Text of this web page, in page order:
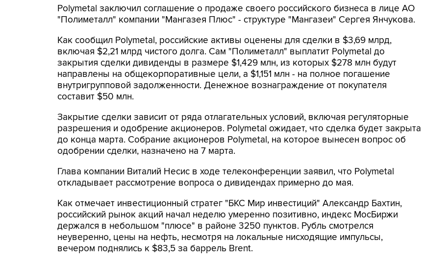
Polymetal заключил соглашение о продаже своего российского бизнеса в лице АО
"Полиметалл" компании "Мангазея Плюс" - структуре "Мангазеи" Сергея Янчукова.
Как сообщил Polymetal, российские активы оценены для сделки в $3,69 млрд,
включая $2,21 млрд чистого долга. Сам "Полиметалл" выплатит Polymetal до
закрытия сделки дивиденды в размере $1,429 млн, из которых $278 млн будут
направлены на общекорпоративные цели, а $1,151 млн - на полное погашение
внутригрупповой задолженности. Денежное вознаграждение от покупателя
составит $50 млн.
Закрытие сделки зависит от ряда отлагательных условий, включая регуляторные
разрешения и одобрение акционеров. Polymetal ожидает, что сделка будет закрыта
до конца марта. Собрание акционеров Polymetal, на которое вынесен вопрос об
одобрении сделки, назначено на 7 марта.
Глава компании Виталий Несис в ходе телеконференции заявил, что Polymetal
откладывает рассмотрение вопроса о дивидендах примерно до мая.
Как отмечает инвестиционный стратег "БКС Мир инвестиций" Александр Бахтин,
российский рынок акций начал неделю умеренно позитивно, индекс МосБиржи
держался в небольшом "плюсе" в районе 3250 пунктов. Рубль смотрелся
неуверенно, цены на нефть, несмотря на локальные нисходящие импульсы,
вечером поднялись к $83,5 за баррель Brent.